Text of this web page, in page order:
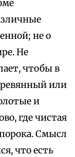
не о
Не
чтобы в
или
и
где чистая
Смысл
что есть